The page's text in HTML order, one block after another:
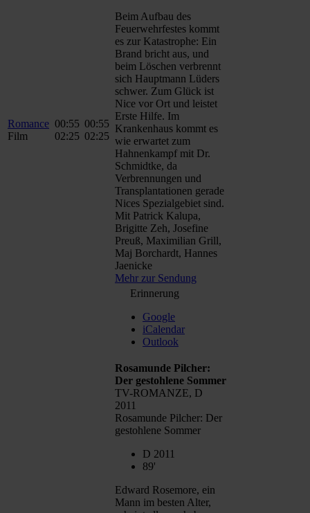
Romance
Film
00:55
02:25
00:55
02:25
Beim Aufbau des
Feuerwehrfestes kommt
es zur Katastrophe: Ein
Brand bricht aus, und
beim Löschen verbrennt
sich Hauptmann Lüders
schwer. Zum Glück ist
Nice vor Ort und leistet
Erste Hilfe. Im
Krankenhaus kommt es
wie erwartet zum
Hahnenkampf mit Dr.
Schmidtke, da
Verbrennungen und
Transplantationen gerade
Nices Spezialgebiet sind.
Mit Patrick Kalupa,
Brigitte Zeh, Josefine
Preuß, Maximilian Grill,
Maj Borchardt, Hannes
Jaenicke
Mehr zur Sendung
Erinnerung
Google
iCalendar
Outlook
Rosamunde Pilcher:
Der gestohlene Sommer
TV-ROMANZE, D
2011
Rosamunde Pilcher: Der
gestohlene Sommer
D 2011
89'
Edward Rosemore, ein
Mann im besten Alter,